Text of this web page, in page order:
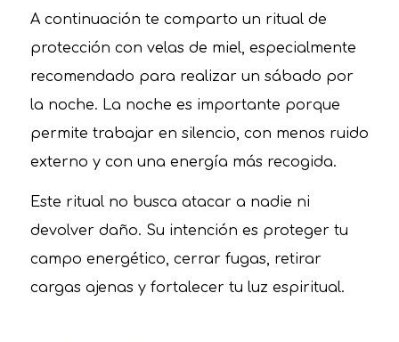
A continuación te comparto un ritual de
protección con velas de miel, especialmente
recomendado para realizar un sábado por
la noche. La noche es importante porque
permite trabajar en silencio, con menos ruido
externo y con una energía más recogida.
Este ritual no busca atacar a nadie ni
devolver daño. Su intención es proteger tu
campo energético, cerrar fugas, retirar
cargas ajenas y fortalecer tu luz espiritual.